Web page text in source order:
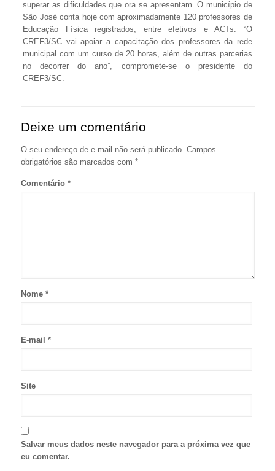
superar as dificuldades que ora se apresentam. O município de
São José conta hoje com aproximadamente 120 professores de
Educação Física registrados, entre efetivos e ACTs. “O
CREF3/SC vai apoiar a capacitação dos professores da rede
municipal com um curso de 20 horas, além de outras parcerias
no decorrer do ano”, compromete-se o presidente do
CREF3/SC.
Deixe um comentário
O seu endereço de e-mail não será publicado. Campos
obrigatórios são marcados com *
Comentário *
Nome *
E-mail *
Site
Salvar meus dados neste navegador para a próxima vez que
eu comentar.